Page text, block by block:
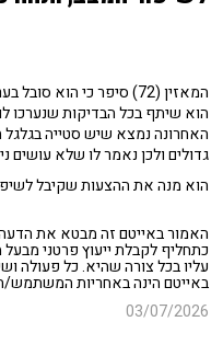
המאזין (72) סיפר כי הוא
הוא שיתף בכל הבדיקות שנערכו
האחרונה נמצא שיש סטייה
גדולים ולכן נאמר לו שלא עושים
הוא מנה את ההצעות שקיבל
האמור באייטם זה מבטא את
כתחליף לקבלת ייעוץ פרטני
עליו בכל צורה שהיא. כל פעולה
באייטם הינה באחריות המשתמש/
03/07/2026